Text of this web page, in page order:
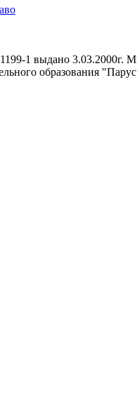
1 выдано 3.03.2000г.
образования